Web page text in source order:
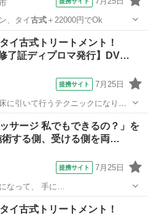
、タイ古式＋22000円でOk
イ古式トリートメント！
了証ディプロマ発行】DV…
提携サイト 7月25日
に引いて行うテクニックになりま
す。お客様は洋服を脱がずそのま
加えながら押していくテクニック
ッチを...
サージ 私でもできるの？」を
する側、受ける側を両…
提携サイト 7月25日
なって、 手に…
イ古式トリートメント！